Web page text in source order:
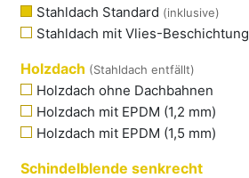
Stahldach Standard (inklusive)
Stahldach mit Vlies-Beschichtung
Holzdach (Stahldach entfällt)
Holzdach ohne Dachbahnen
Holzdach mit EPDM (1,2 mm)
Holzdach mit EPDM (1,5 mm)
Schindelblende senkrecht